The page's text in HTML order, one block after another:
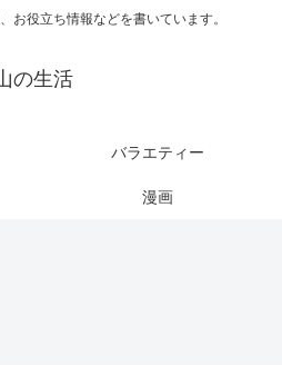
お役立ち情報などを書いています。
の生活
バラエティー
漫画